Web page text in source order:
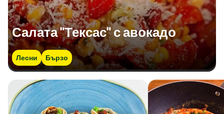
Салата "Тексас" с авокадо
Лесни Бързо